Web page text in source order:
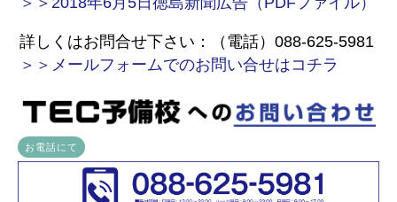
詳しくはお問合せ下さい：（電話）088-625-5981
＞＞メールフォームでのお問い合せはコチラ
お電話にて